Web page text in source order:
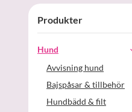
Produkter
Hund
Avvisning hund
Bajspåsar & tillbehör
Hundbädd & filt